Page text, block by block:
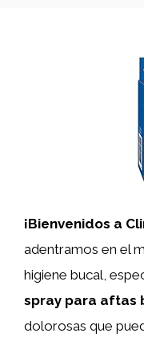
¡Bienvenidos a
adentramos en el
higiene bucal,
spray para aftas
dolorosas que